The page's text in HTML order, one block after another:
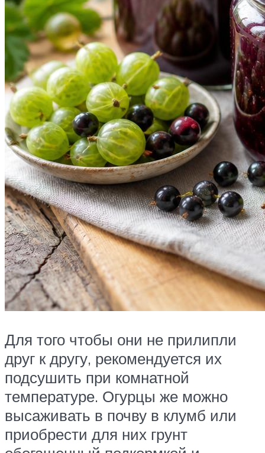
Для того чтобы они не прилипли
друг к другу, рекомендуется их
подсушить при комнатной
температуре. Огурцы же можно
высаживать в почву в клумб или
приобрести для них грунт